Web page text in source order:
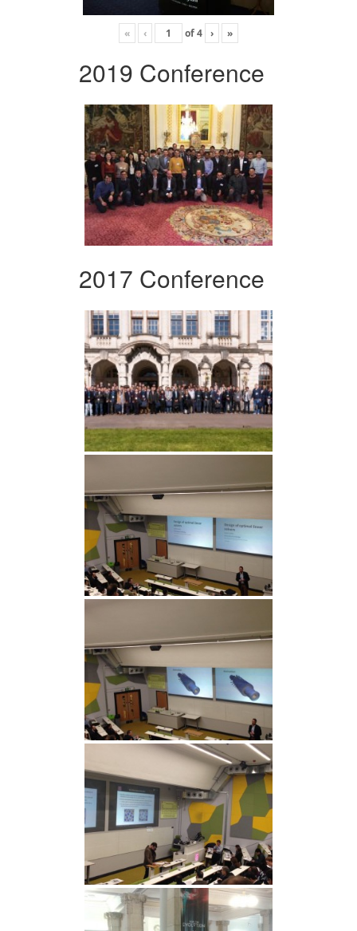
« ‹ of4 › »
2019 Conference
2017 Conference